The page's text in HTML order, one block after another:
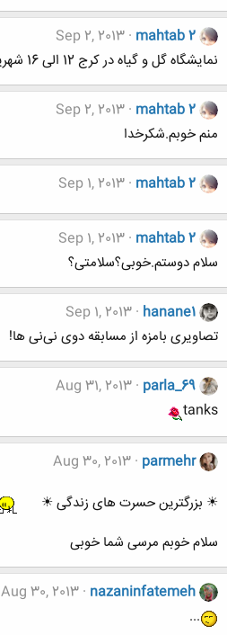
mahtab 2
Sep 2, 2013
نمایشگاه گل و گیاه در کرج 12 الی 16 شهریور ماه
mahtab 2
Sep 2, 2013
منم خوبم.شکرخدا
mahtab 2
Sep 1, 2013
mahtab 2
Sep 1, 2013
سلام دوستم.خوبی؟سلامتی؟
hanane1
Sep 1, 2013
تصاویری بامزه از مسابقه دوی نی‌نی ها!
parla_69
Aug 31, 2013
tanks
parmehr
Aug 30, 2013
☀ بزرگترین حسرت های زندگی ☀
سلام خوبم مرسی شما خوبی
nazaninfatemeh
Aug 30, 2013
...